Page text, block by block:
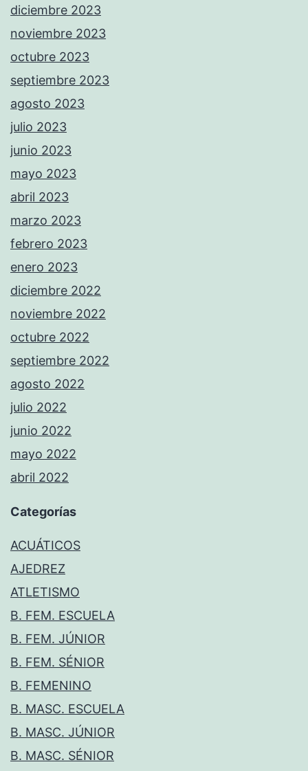
diciembre 2023
noviembre 2023
octubre 2023
septiembre 2023
agosto 2023
julio 2023
junio 2023
mayo 2023
abril 2023
marzo 2023
febrero 2023
enero 2023
diciembre 2022
noviembre 2022
octubre 2022
septiembre 2022
agosto 2022
julio 2022
junio 2022
mayo 2022
abril 2022
Categorías
ACUÁTICOS
AJEDREZ
ATLETISMO
B. FEM. ESCUELA
B. FEM. JÚNIOR
B. FEM. SÉNIOR
B. FEMENINO
B. MASC. ESCUELA
B. MASC. JÚNIOR
B. MASC. SÉNIOR